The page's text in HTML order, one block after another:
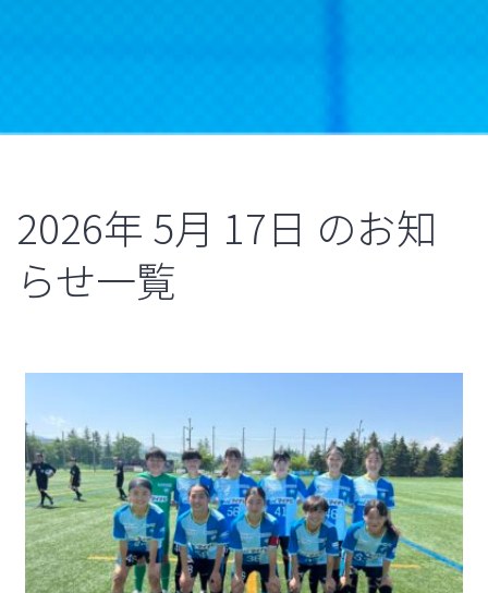
2026年 5月 17日 のお知
らせ一覧